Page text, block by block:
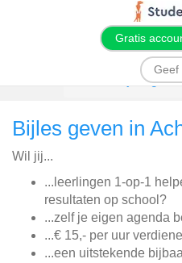
Gratis
Geef
Bijles
Bijles geven in
Wil jij...
...leerlingen 1-op-1
resultaten op school?
...zelf je eigen agenda
...€ 15,- per uur
...een uitstekende